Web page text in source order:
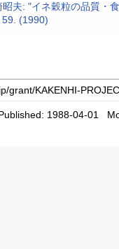
夫: "イネ穀粒の品質・
(1990)
1988-04-01